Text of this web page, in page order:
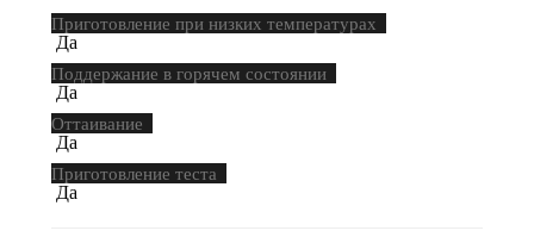
Приготовление при низких температурах
Да
Поддержание в горячем состоянии
Да
Оттаивание
Да
Приготовление теста
Да